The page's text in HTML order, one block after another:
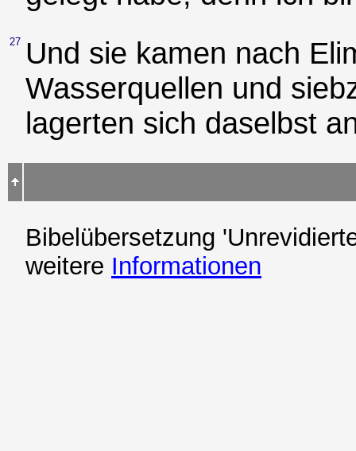
27 Und sie kamen nach
Wasserquellen und
lagerten sich daselbst
Bibelübersetzung
weitere Informationen